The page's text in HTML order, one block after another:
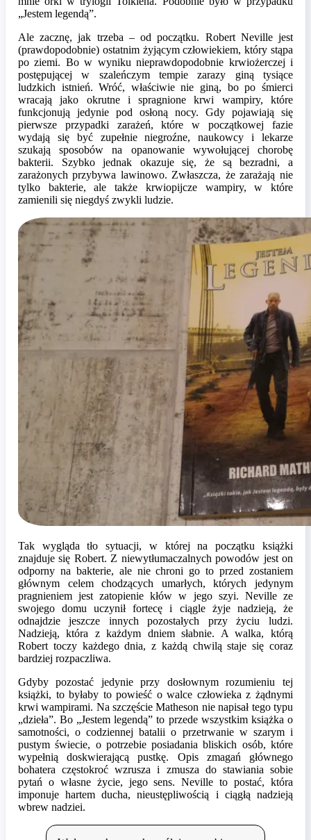
„Jestem legendą”.
Ale zacznę, jak trzeba – od początku. Robert Neville jest
(prawdopodobnie) ostatnim żyjącym człowiekiem, który stąpa
po ziemi. Bo w wyniku nieprawdopodobnie krwiożerczej i
postępującej w szaleńczym tempie zarazy giną tysiące
ludzkich istnień. Wróć, właściwie nie giną, bo po śmierci
wracają jako okrutne i spragnione krwi wampiry, które
funkcjonują jedynie pod osłoną nocy. Gdy pojawiają się
pierwsze przypadki zarażeń, które w początkowej fazie
wydają się być zupełnie niegroźne, naukowcy i lekarze
szukają sposobów na opanowanie wywołującej chorobę
bakterii. Szybko jednak okazuje się, że są bezradni, a
zarażonych przybywa lawinowo. Zwłaszcza, że zarażają nie
tylko bakterie, ale także krwiopijcze wampiry, w które
zamienili się niegdyś zwykli ludzie.
Tak wygląda tło sytuacji, w której na początku książki
znajduje się Robert. Z niewytłumaczalnych powodów jest on
odporny na bakterie, ale nie chroni go to przed zostaniem
głównym celem chodzących umarłych, których jedynym
pragnieniem jest zatopienie kłów w jego szyi. Neville ze
swojego domu uczynił fortecę i ciągle żyje nadzieją, że
odnajdzie jeszcze innych pozostałych przy życiu ludzi.
Nadzieją, która z każdym dniem słabnie. A walka, którą
Robert toczy każdego dnia, z każdą chwilą staje się coraz
bardziej rozpaczliwa.
Gdyby pozostać jedynie przy dosłownym rozumieniu tej
książki, to byłaby to powieść o walce człowieka z żądnymi
krwi wampirami. Na szczęście Matheson nie napisał tego typu
„dzieła”. Bo „Jestem legendą” to przede wszystkim książka o
samotności, o codziennej batalii o przetrwanie w szarym i
pustym świecie, o potrzebie posiadania bliskich osób, które
wypełnią doskwierającą pustkę. Opis zmagań głównego
bohatera częstokroć wzrusza i zmusza do stawiania sobie
pytań o własne życie, jego sens. Neville to postać, która
imponuje hartem ducha, nieustępliwością i ciągłą nadzieją
wbrew nadziei.